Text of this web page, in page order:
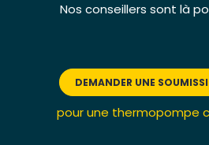
Nos conseillers sont là
DEMANDER UNE
pour une thermopompe